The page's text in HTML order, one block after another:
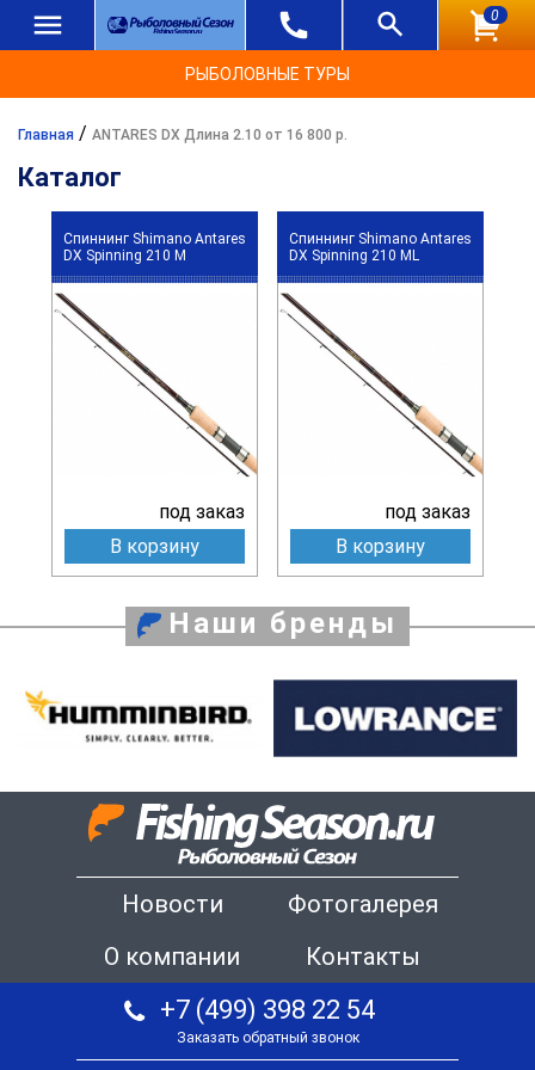
0
РЫБОЛОВНЫЕ ТУРЫ
Главная / ANTARES DX Длина 2.10 от 16 800 р.
Каталог
Спиннинг Shimano Antares
DX Spinning 210 M
под заказ
В корзину
Спиннинг Shimano Antares
DX Spinning 210 ML
под заказ
В корзину
Наши бренды
Новости
Фотогалерея
О компании
Контакты
+7 (499) 398 22 54
Заказать обратный звонок